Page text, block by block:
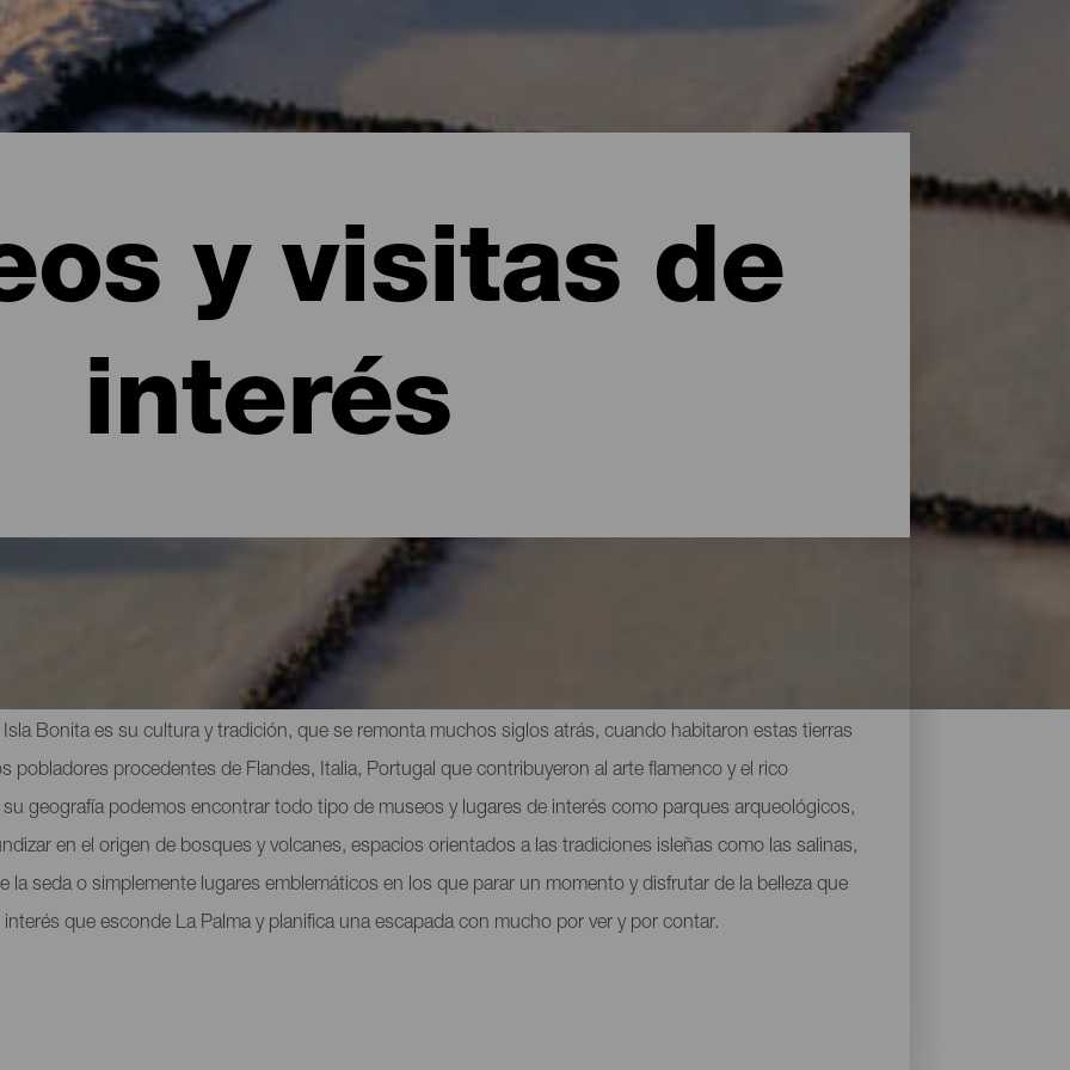
y visitas de
interés
de interés en La Palma
Isla Bonita es su cultura y tradición, que se remonta muchos siglos atrás, cuando habitaron estas tierras
pobladores procedentes de Flandes, Italia, Portugal que contribuyeron al arte flamenco y el rico
geografía podemos encontrar todo tipo de museos y lugares de interés como parques arqueológicos,
en el origen de bosques y volcanes, espacios orientados a las tradiciones isleñas como las salinas,
la seda o simplemente lugares emblemáticos en los que parar un momento y disfrutar de la belleza que
que esconde La Palma y planifica una escapada con mucho por ver y por contar.